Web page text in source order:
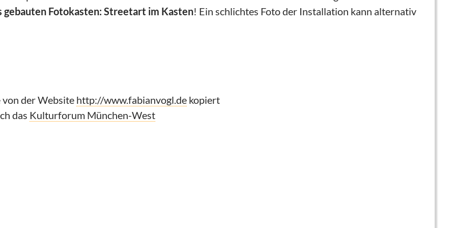
gebauten Fotokasten: Streetart im Kasten! Ein schlichtes Foto der Installation kann alternativ
der Website http://www.fabianvogl.de kopiert
das Kulturforum München-West